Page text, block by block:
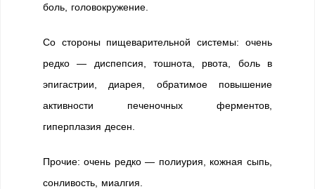
боль, головокружение.
Со стороны пищеварительной системы: очень
редко — диспепсия, тошнота, рвота, боль в
эпигастрии, диарея, обратимое повышение
активности печеночных ферментов,
гиперплазия десен.
Прочие: очень редко — полиурия, кожная сыпь,
сонливость, миалгия.